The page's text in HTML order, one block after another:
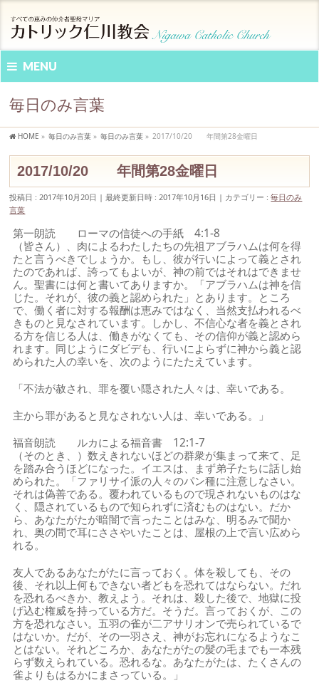
MENU
毎日のみ言葉
HOME » 毎日のみ言葉 » 毎日のみ言葉 » 2017/10/20 年間第28金曜日
2017/10/20 年間第28金曜日
投稿日 : 2017年10月20日 最終更新日時 : 2017年10月16日 カテゴリー :毎日のみ
言葉
第一朗読 ローマの信徒への手紙 4:1-8
（皆さん）、肉によるわたしたちの先祖アブラハムは何を得
たと言うべきでしょうか。もし、彼が行いによって義とされ
たのであれば、誇ってもよいが、神の前ではそれはできませ
ん。聖書には何と書いてありますか。「アブラハムは神を信
じた。それが、彼の義と認められた」とあります。ところ
で、働く者に対する報酬は恵みではなく、当然支払われるべ
きものと見なされています。しかし、不信心な者を義とされ
る方を信じる人は、働きがなくても、その信仰が義と認めら
れます。同じようにダビデも、行いによらずに神から義と認
められた人の幸いを、次のようにたたえています。
「不法が赦され、罪を覆い隠された人々は、幸いである。
主から罪があると見なされない人は、幸いである。」
福音朗読 ルカによる福音書 12:1-7
（そのとき、）数えきれないほどの群衆が集まって来て、足
を踏み合うほどになった。イエスは、まず弟子たちに話し始
められた。「ファリサイ派の人々のパン種に注意しなさい。
それは偽善である。覆われているもので現されないものはな
く、隠されているもので知られずに済むものはない。だか
ら、あなたがたが暗闇で言ったことはみな、明るみで聞か
れ、奥の間で耳にささやいたことは、屋根の上で言い広めら
れる。
友人であるあなたがたに言っておく。体を殺しても、その
後、それ以上何もできない者どもを恐れてはならない。だれ
を恐れるべきか、教えよう。それは、殺した後で、地獄に投
げ込む権威を持っている方だ。そうだ。言っておくが、この
方を恐れなさい。五羽の雀が二アサリオンで売られているで
はないか。だが、その一羽さえ、神がお忘れになるようなこ
とはない。それどころか、あなたがたの髪の毛までも一本残
らず数えられている。恐れるな。あなたがたは、たくさんの
雀よりもはるかにまさっている。」